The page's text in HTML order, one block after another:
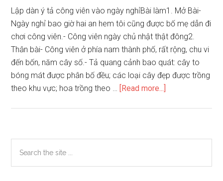
Lập dàn ý tả công viên vào ngày nghỉBài làm1. Mở Bài-
Ngày nghỉ bao giờ hai an hem tôi cũng được bố mẹ dẫn đi
chơi công viên.- Công viên ngày chủ nhật thật đông2.
Thân bài- Công viên ở phía nam thành phố, rất rộng, chu vi
đến bốn, năm cây số.- Tả quang cảnh bao quát: cây to
bóng mát được phân bố đều; các loại cây đẹp được trồng
theo khu vực; hoa trồng theo … [Read more...]
Primary
Sidebar
the